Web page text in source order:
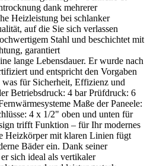
dank mehrerer
Heizleistung bei schlanker
auf die Sie sich verlassen
Stahl und beschichtet mit
garantiert
lange Lebensdauer. Er wurde nach
und entspricht den Vorgaben
für Sicherheit, Effizienz und
Betriebsdruck: 4 bar Prüfdruck: 6
Maße der Paneele:
4 x 1/2" oben und unten für
trifft Funktion – für Ihr modernes
Heizkörper mit klaren Linien fügt
Bäder ein. Dank seiner
sich ideal als vertikaler